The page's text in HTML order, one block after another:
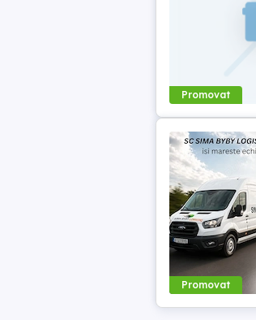
Promovat
Promovat